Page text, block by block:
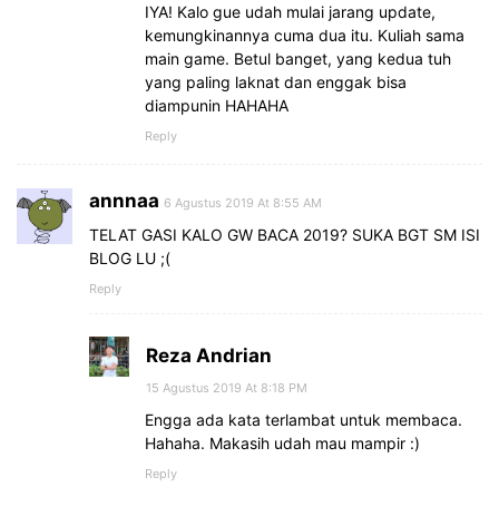
IYA! Kalo gue udah mulai jarang update,
kemungkinannya cuma dua itu. Kuliah sama
main game. Betul banget, yang kedua tuh
yang paling laknat dan enggak bisa
diampunin HAHAHA
Reply
annnaa 6 Agustus 2019 At 8:55 AM
TELAT GASI KALO GW BACA 2019? SUKA BGT SM ISI
BLOG LU ;(
Reply
Reza Andrian
15 Agustus 2019 At 8:18 PM
Engga ada kata terlambat untuk membaca.
Hahaha. Makasih udah mau mampir :)
Reply